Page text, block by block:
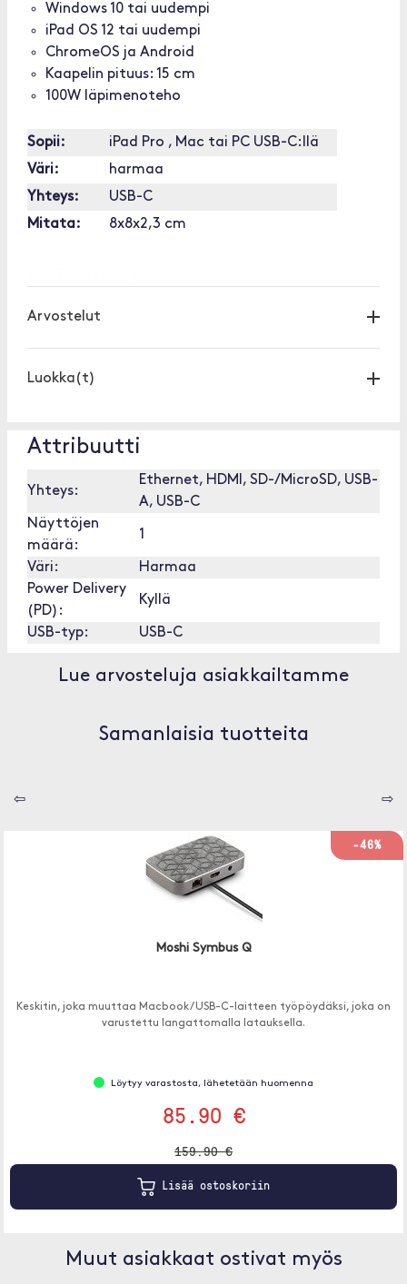
Windows 10 tai uudempi
iPad OS 12 tai uudempi
ChromeOS ja Android
Kaapelin pituus: 15 cm
100W läpimenoteho
Sopii:
iPad Pro , Mac tai PC USB-C:llä
Väri:
harmaa
Yhteys:
USB-C
Mitata:
8x8x2,3 cm
Arvostelut
Luokka(t)
Attribuutti
Yhteys:
Ethernet, HDMI, SD-/MicroSD, USB-
A, USB-C
Näyttöjen
määrä:
1
Väri:
Harmaa
Power Delivery
(PD):
Kyllä
USB-typ: USB-C
Lue arvosteluja asiakkailtamme
Samanlaisia tuotteita
⇦ ⇨
-46%
Moshi Symbus Q
Keskitin, joka muuttaa Macbook / USB-C-laitteen työpöydäksi, joka on
varustettu langattomalla latauksella.
Löytyy varastosta, lähetetään huomenna
85.90 €
159.90 €
Lisää ostoskoriin
Muut asiakkaat ostivat myös